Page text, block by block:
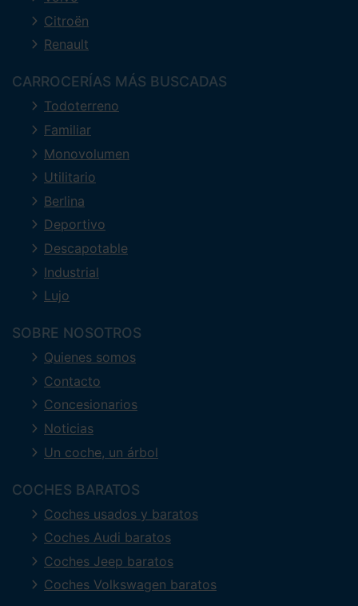
Citroën
Renault
CARROCERÍAS MÁS BUSCADAS
Todoterreno
Familiar
Monovolumen
Utilitario
Berlina
Deportivo
Descapotable
Industrial
Lujo
SOBRE NOSOTROS
Quienes somos
Contacto
Concesionarios
Noticias
Un coche, un árbol
COCHES BARATOS
Coches usados y baratos
Coches Audi baratos
Coches Jeep baratos
Coches Volkswagen baratos